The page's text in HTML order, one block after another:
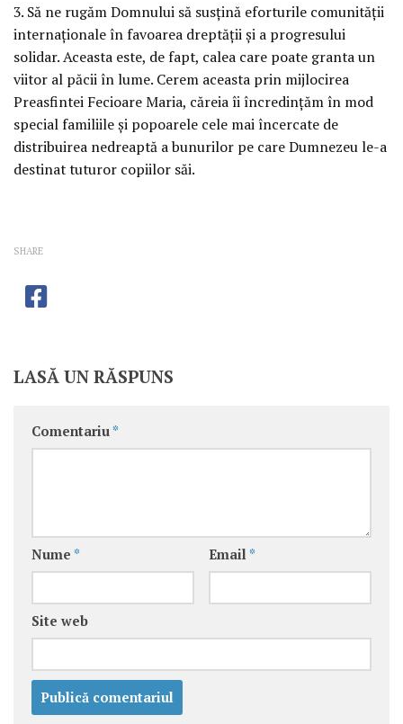
3. Să ne rugăm Domnului să susţină eforturile comunităţii
internaţionale în favoarea dreptăţii şi a progresului
solidar. Aceasta este, de fapt, calea care poate granta un
viitor al păcii în lume. Cerem aceasta prin mijlocirea
Preasfintei Fecioare Maria, căreia îi încredinţăm în mod
special familiile şi popoarele cele mai încercate de
distribuirea nedreaptă a bunurilor pe care Dumnezeu le-a
destinat tuturor copiilor săi.
SHARE
LASĂ UN RĂSPUNS
Comentariu *
Nume * Email *
Site web